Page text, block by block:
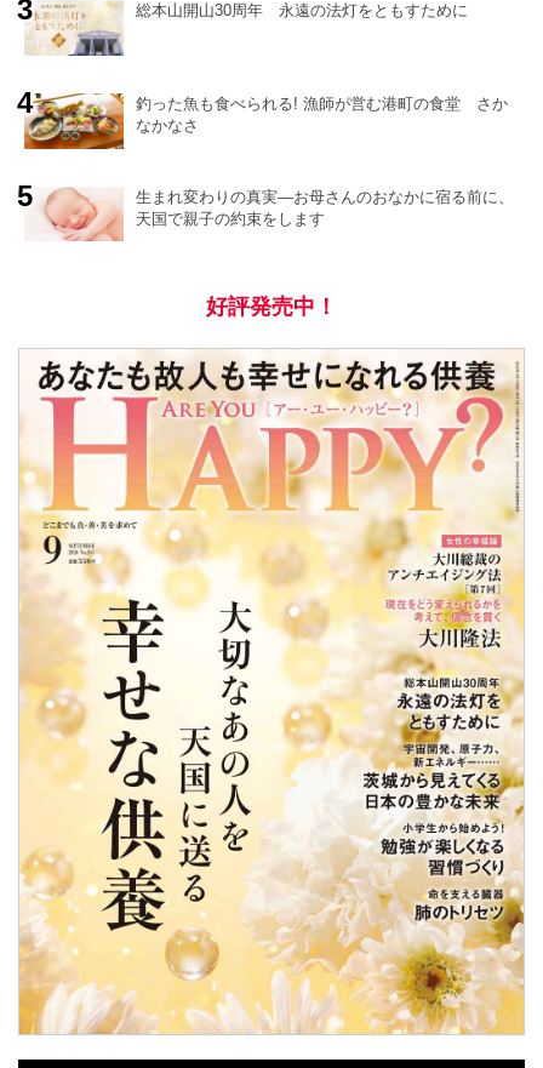
総本山開山30周年 永遠の法灯をともすために
釣った魚も食べられる! 漁師が営む港町の食堂 さか
なかなさ
生まれ変わりの真実―お母さんのおなかに宿る前に、
天国で親子の約束をします
好評発売中！